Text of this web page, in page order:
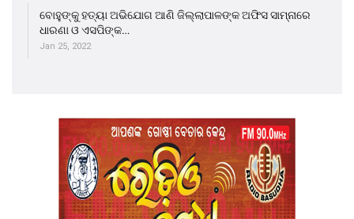
ବୋହୁଙ୍କୁ ହତ୍ୟା ଅଭିଯୋଗ ଆଣି ଜିଲ୍ଲାପାଳଙ୍କ ଅଫିସ ସାମ୍ନାରେ
ଧାରଣା ଓ ଏସପିଙ୍କ…
Jan 25, 2022